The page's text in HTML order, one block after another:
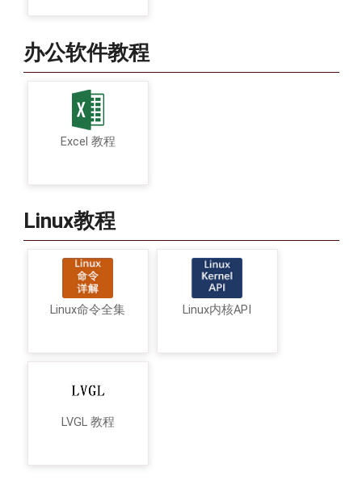
办公软件教程
Excel 教程
Linux教程
Linux命令全集 Linux内核API
LVGL 教程